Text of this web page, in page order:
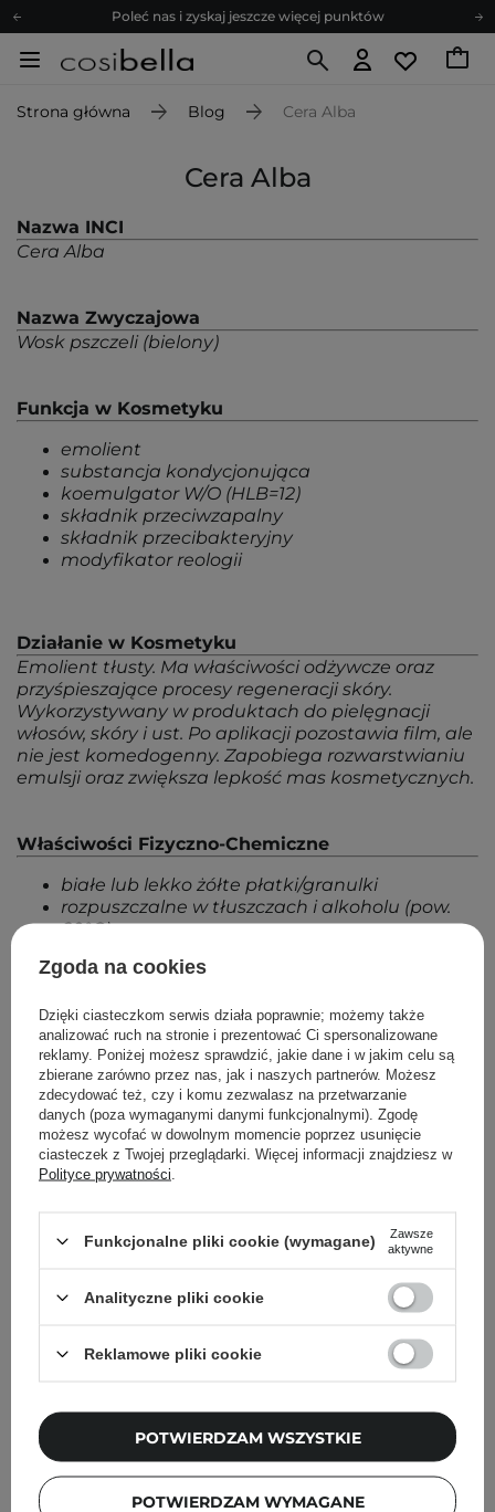
Poleć nas i zyskaj jeszcze więcej punktów
Zapisz się na newsletter pełen porad
Z nami to możliwe! Realizacja zamówienia do 24h.
Zapisz się na newsletter pełen porad
Strona główna Blog Cera Alba
Cera Alba
Nazwa INCI
Cera Alba
Nazwa Zwyczajowa
Wosk pszczeli (bielony)
Funkcja w Kosmetyku
emolient
substancja kondycjonująca
koemulgator W/O (HLB=12)
składnik przeciwzapalny
składnik przecibakteryjny
modyfikator reologii
Działanie w Kosmetyku
Emolient tłusty. Ma właściwości odżywcze oraz
przyśpieszające procesy regeneracji skóry.
Wykorzystywany w produktach do pielęgnacji
włosów, skóry i ust. Po aplikacji pozostawia film, ale
nie jest komedogenny. Zapobiega rozwarstwianiu
emulsji oraz zwiększa lepkość mas kosmetycznych.
Właściwości Fizyczno-Chemiczne
białe lub lekko żółte płatki/granulki
rozpuszczalne w tłuszczach i alkoholu (pow.
60°C)
Powrót do Cosipedii
Pokaż więcej wpisów z Marzec 2020
Pielęgnacyjne checklisty, eksperckie porady,
wiadomości marketingowych i
przetwarzanie moich danych przez
Cosibella sp. z o.o, zgodnie zpolityką
Zgoda na cookies
Dzięki ciasteczkom serwis działa poprawnie; możemy także
analizować ruch na stronie i prezentować Ci spersonalizowane
reklamy. Poniżej możesz sprawdzić, jakie dane i w jakim celu są
zbierane zarówno przez nas, jak i naszych partnerów. Możesz
zdecydować też, czy i komu zezwalasz na przetwarzanie
danych (poza wymaganymi danymi funkcjonalnymi). Zgodę
możesz wycofać w dowolnym momencie poprzez usunięcie
ciasteczek z Twojej przeglądarki. Więcej informacji znajdziesz w
Polityce prywatności
Funkcjonalne pliki cookie (wymagane)
Zawsze
aktywne
Analityczne pliki cookie
Reklamowe pliki cookie
POTWIERDZAM WYMAGANE
POTWIERDZAM WSZYSTKIE